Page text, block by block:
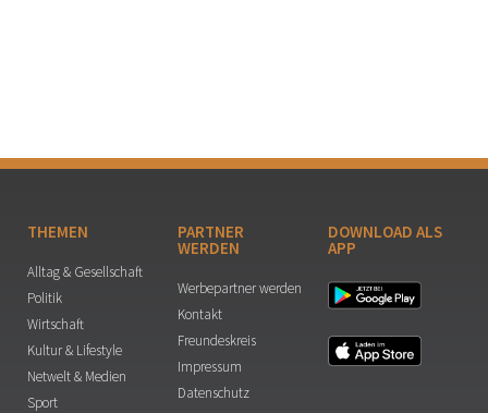
THEMEN
Alltag & Gesellschaft
Politik
Wirtschaft
Kultur & Lifestyle
Netwelt & Medien
Sport
PARTNER
WERDEN
Werbepartner werden
Kontakt
Freundeskreis
Impressum
Datenschutz
DOWNLOAD ALS
APP